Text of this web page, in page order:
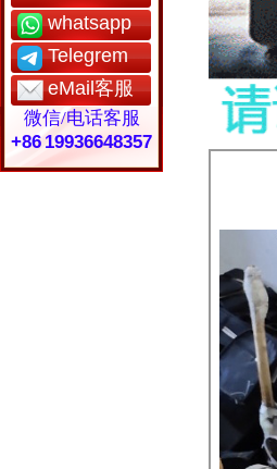
whatsapp
Telegrem
eMail客服
微信/电话客服
+86 19936648357